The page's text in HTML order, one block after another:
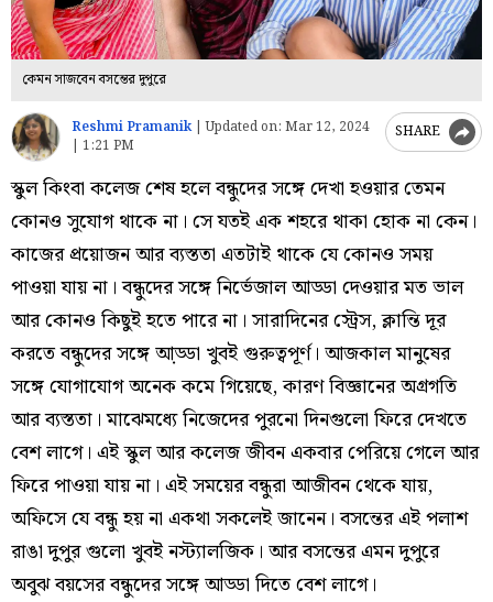
কেমন সাজবেন বসন্তের দুপুরে
Reshmi Pramanik|Updated on: Mar 12, 2024
| 1:21 PM
SHARE
স্কুল কিংবা কলেজ শেষ হলে বন্ধুদের সঙ্গে দেখা হওয়ার তেমন
কোনও সুযোগ থাকে না। সে যতই এক শহরে থাকা হোক না কেন।
কাজের প্রয়োজন আর ব্যস্ততা এতটাই থাকে যে কোনও সময়
পাওয়া যায় না। বন্ধুদের সঙ্গে নির্ভেজাল আড্ডা দেওয়ার মত ভাল
আর কোনও কিছুই হতে পারে না। সারাদিনের স্ট্রেস, ক্লান্তি দূর
করতে বন্ধুদের সঙ্গে আ়ড্ডা খুবই গুরুত্বপূর্ণ। আজকাল মানুষের
সঙ্গে যোগাযোগ অনেক কমে গিয়েছে, কারণ বিজ্ঞানের অগ্রগতি
আর ব্যস্ততা। মাঝেমধ্যে নিজেদের পুরনো দিনগুলো ফিরে দেখতে
বেশ লাগে। এই স্কুল আর কলেজ জীবন একবার পেরিয়ে গেলে আর
ফিরে পাওয়া যায় না। এই সময়ের বন্ধুরা আজীবন থেকে যায়,
অফিসে যে বন্ধু হয় না একথা সকলেই জানেন। বসন্তের এই পলাশ
রাঙা দুপুর গুলো খুবই নস্ট্যালজিক। আর বসন্তের এমন দুপুরে
অবুঝ বয়সের বন্ধুদের সঙ্গে আড্ডা দিতে বেশ লাগে।